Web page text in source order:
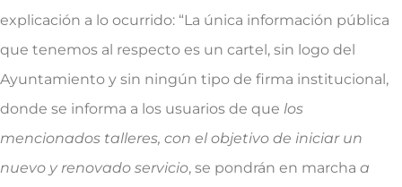
explicación a lo ocurrido: “La única información pública
que tenemos al respecto es un cartel, sin logo del
Ayuntamiento y sin ningún tipo de firma institucional,
donde se informa a los usuarios de que los
mencionados talleres, con el objetivo de iniciar un
nuevo y renovado servicio, se pondrán en marcha a